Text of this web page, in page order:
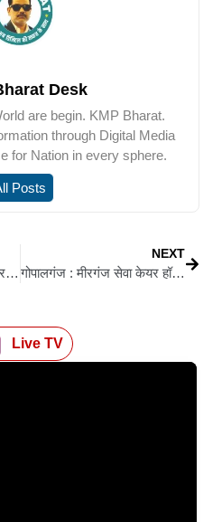
Desk
are begin. KMP Bharat.
through Digital Media
for Nation in every sphere.
Posts
सीवान : व्यवहार न्यायालय परिसर में लिया गया नशा मुक्त सीवान का संकल्प
NEXT
गोपालगंज : मीरगंज सेवा केयर हॉस्पिटल में महिला स्वास्थ्य इकाई की शुरुआत
Live TV